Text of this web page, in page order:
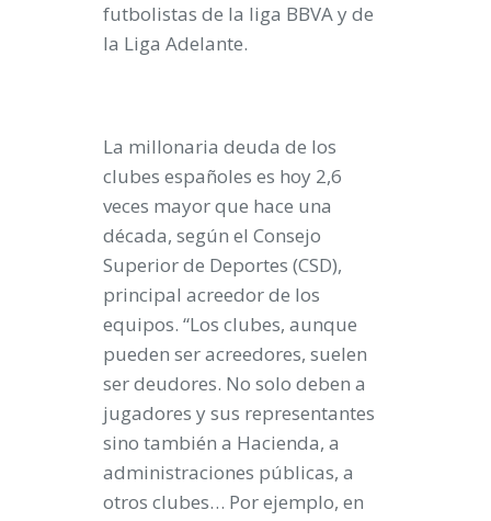
futbolistas de la liga BBVA y de
la Liga Adelante.
La millonaria deuda de los
clubes españoles es hoy 2,6
veces mayor que hace una
década, según el Consejo
Superior de Deportes (CSD),
principal acreedor de los
equipos. “Los clubes, aunque
pueden ser acreedores, suelen
ser deudores. No solo deben a
jugadores y sus representantes
sino también a Hacienda, a
administraciones públicas, a
otros clubes… Por ejemplo, en